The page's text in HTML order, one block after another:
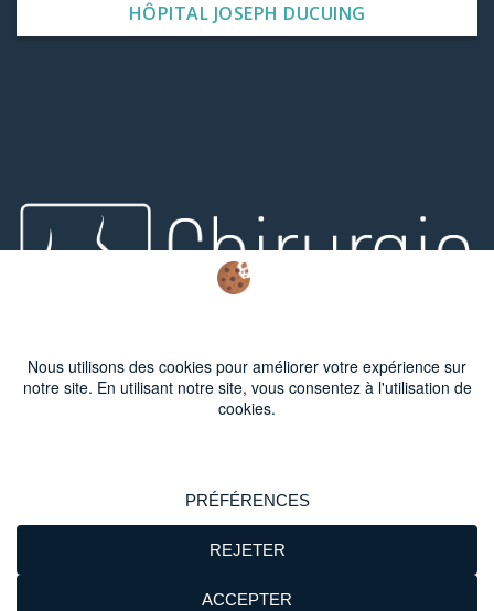
HÔPITAL JOSEPH DUCUING
Mentions Légales -